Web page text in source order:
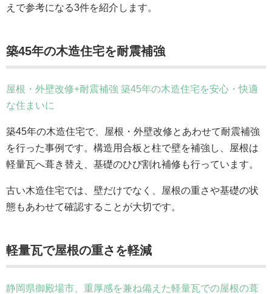
えで参考になる3件を紹介します。
築45年の木造住宅を耐震補強
屋根・外壁改修+耐震補強 築45年の木造住宅を安心・快適
な住まいに
築45年の木造住宅で、屋根・外壁改修とあわせて耐震補強
を行った事例です。構造用合板と柱で壁を補強し、屋根は
軽量瓦へ葺き替え、基礎のひび割れ補修も行っています。
古い木造住宅では、壁だけでなく、屋根の重さや基礎の状
態もあわせて確認することが大切です。
軽量瓦で屋根の重さを軽減
静岡県御殿場市、重厚感を兼ね備えた軽量瓦での屋根の葺